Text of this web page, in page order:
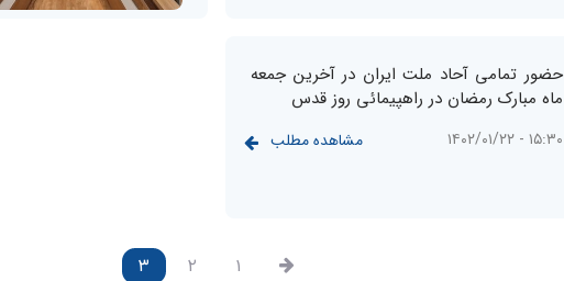
حضور تمامی آحاد ملت ایران در آخرین جمعه
ماه مبارک رمضان در راهپیمائی روز قدس
۱۵:۳۰ - ۱۴۰۲/۰۱/۲۲ مشاهده مطلب
۱ ۲ ۳